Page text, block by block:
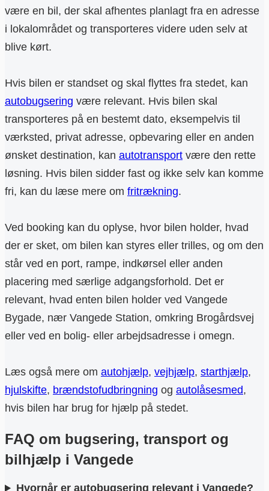
være en bil, der skal afhentes planlagt fra en adresse
i lokalområdet og transporteres videre uden selv at
blive kørt.
Hvis bilen er standset og skal flyttes fra stedet, kan
autobugsering være relevant. Hvis bilen skal
transporteres på en bestemt dato, eksempelvis til
værksted, privat adresse, opbevaring eller en anden
ønsket destination, kan autotransport være den rette
løsning. Hvis bilen sidder fast og ikke selv kan komme
fri, kan du læse mere om fritrækning.
Ved booking kan du oplyse, hvor bilen holder, hvad
der er sket, om bilen kan styres eller trilles, og om den
står ved en port, rampe, indkørsel eller anden
placering med særlige adgangsforhold. Det er
relevant, hvad enten bilen holder ved Vangede
Bygade, nær Vangede Station, omkring Brogårdsvej
eller ved en bolig- eller arbejdsadresse i omegn.
Læs også mere om autohjælp, vejhjælp, starthjælp,
hjulskifte, brændstofudbringning og autolåsesmed,
hvis bilen har brug for hjælp på stedet.
FAQ om bugsering, transport og
bilhjælp i Vangede
Hvornår er autobugsering relevant i Vangede?